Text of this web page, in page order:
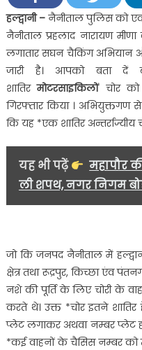
हल्द्वानी–नैनीताल पुलिस को
नैनीताल प्रहलाद नारायण
लगातार सघन चैकिंग अभियान
जारी है। आपको बता दें
शातिरमोटरसाइकिलोंचोर को
गिरफ्तार किया । अभियुक्तगण
कि यह *एक शातिर अन्तर्राज्यीय
यह भी पढ़ें
महापौर
ली शपथ, नगर निगम
जो कि जनपद नैनीताल में
क्षेत्र तथा रूद्रपुर, किच्छा एंव
नशे की पूर्ति के लिए चोरी के
करते थे। उक्त *चोर इतने शातिर
प्लेट लगाकर अथवा नम्बर प्लेट
*कई वाहनों के चैसिस नम्बर को